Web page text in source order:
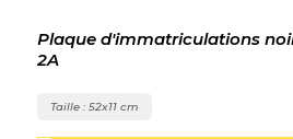
Plaque d'immatriculations
2A
Taille : 52x11 cm